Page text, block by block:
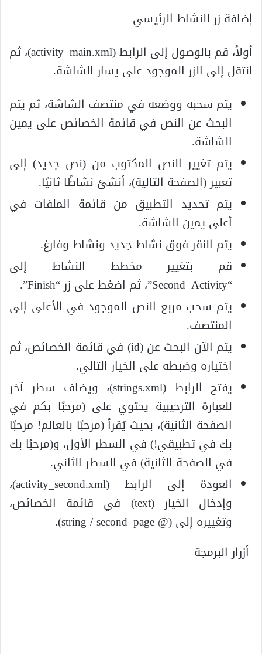
إضافة زر للنشاط الرئيسي
أولاً، قم بالوصول إلى الرابط (activity_main.xml)، ثم
انتقل إلى الزر الموجود على يسار الشاشة.
يتم سحبه ووضعه في منتصف الشاشة، ثم يتم
البحث عن النص في قائمة الخصائص على يمين
الشاشة.
يتم تغيير النص المكتوب من (نص جديد) إلى
تعبير (الصفحة التالية)، أنشئ نشاطًا ثانيًا.
يتم تحديد التطبيق من قائمة الملفات في
أعلى يمين الشاشة.
يتم النقر فوق نشاط جديد ونشاط وفارغ.
قم بتغيير مخطط النشاط إلى
“Second_Activity”، ثم اضغط على زر “Finish”.
يتم سحب مربع النص الموجود في الأعلى إلى
المنتصف.
يتم الآن البحث عن (id) في قائمة الخصائص، ثم
اختياره وضبطه على الخيار التالي.
يفتح الرابط (strings.xml)، ويضاف سطر آخر
للعبارة الترحيبية يحتوي على (مرحبًا بكم في
الصفحة الثانية)، بحيث يُقرأ (مرحبًا بالعالم! مرحبًا
بك في تطبيقي!) في السطر الأول، و(مرحبًا بك
في الصفحة الثانية) في السطر الثاني.
العودة إلى الرابط (activity_second.xml)،
وإدخال الخيار (text) في قائمة الخصائص،
وتغييره إلى (@ string / second_page).
أزرار البرمجة